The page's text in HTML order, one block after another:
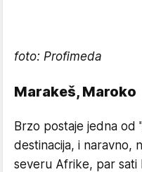
foto: Profimeda
Marakeš, Maroko
Brzo postaje jedna od
destinacija, i naravno,
severu Afrike, par sati